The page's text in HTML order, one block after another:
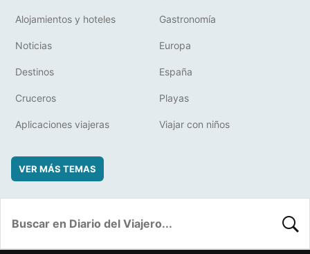
Alojamientos y hoteles Gastronomía
Noticias Europa
Destinos España
Cruceros Playas
Aplicaciones viajeras Viajar con niños
VER MÁS TEMAS